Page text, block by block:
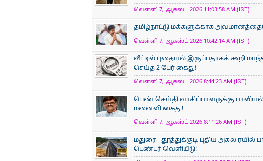
வெள்ளி 7, ஆகஸ்ட் 2026 11:03:58 AM (IST)
தமிழ்நாட்டு மக்களுக்காக
வெள்ளி 7, ஆகஸ்ட் 2026 10:42:14 AM (IST)
வீட்டில் புதையல் இருப்பதாகக் கூறி
செய்த 2 பேர் கைது!
வெள்ளி 7, ஆகஸ்ட் 2026 8:44:23 AM (IST)
பெண் செய்தி வாசிப்பாளருக்கு
மனைவி கைது!
வெள்ளி 7, ஆகஸ்ட் 2026 8:11:26 AM (IST)
மதுரை - தூத்துக்குடி புதிய அகல
டெண்டர் வெளியீடு!